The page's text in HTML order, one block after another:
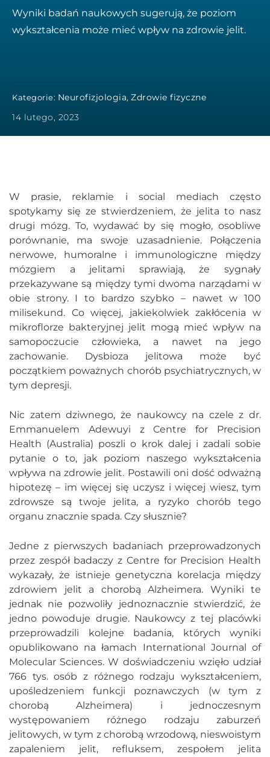
Wyniki badań naukowych sugerują, że poziom
wykształcenia może mieć wpływ na zdrowie jelit.
Kategorie: Neurofizjologia, Zdrowie fizyczne
14 lutego, 2023
W prasie, reklamie i social mediach często
spotykamy się ze stwierdzeniem, że jelita to nasz
drugi mózg. To, wydawać by się mogło, osobliwe
porównanie, ma swoje uzasadnienie. Połączenia
nerwowe, humoralne i immunologiczne między
mózgiem a jelitami sprawiają, że sygnały
przekazywane są między tymi dwoma narządami w
obie strony. I to bardzo szybko – nawet w 100
milisekund. Co więcej, jakiekolwiek zakłócenia w
mikroflorze bakteryjnej jelit mogą mieć wpływ na
samopoczucie człowieka, a nawet na jego
zachowanie. Dysbioza jelitowa może być
początkiem poważnych chorób psychiatrycznych, w
tym depresji.
Nic zatem dziwnego, że naukowcy na czele z dr.
Emmanuelem Adewuyi z Centre for Precision
Health (Australia) poszli o krok dalej i zadali sobie
pytanie o to, jak poziom naszego wykształcenia
wpływa na zdrowie jelit. Postawili oni dość odważną
hipotezę – im więcej się uczysz i więcej wiesz, tym
zdrowsze są twoje jelita, a ryzyko chorób tego
organu znacznie spada. Czy słusznie?
Jedne z pierwszych badaniach przeprowadzonych
przez zespół badaczy z Centre for Precision Health
wykazały, że istnieje genetyczna korelacja między
zdrowiem jelit a chorobą Alzheimera. Wyniki te
jednak nie pozwoliły jednoznacznie stwierdzić, że
jedno powoduje drugie. Naukowcy z tej placówki
przeprowadzili kolejne badania, których wyniki
opublikowano na łamach International Journal of
Molecular Sciences. W doświadczeniu wzięło udział
766 tys. osób z różnego rodzaju wykształceniem,
upośledzeniem funkcji poznawczych (w tym z
chorobą Alzheimera) i jednoczesnym
występowaniem różnego rodzaju zaburzeń
jelitowych, w tym z chorobą wrzodową, nieswoistym
zapaleniem jelit, refluksem, zespołem jelita